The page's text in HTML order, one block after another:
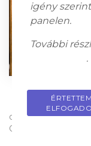
olaj, vászon; 80 x
Gyula 944
igény
panelen.
További
.